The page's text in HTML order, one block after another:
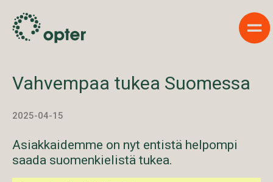
Vahvempaa tukea Suomessa
2025-04-15
Asiakkaidemme on nyt entistä helpompi
saada suomenkielistä tukea.